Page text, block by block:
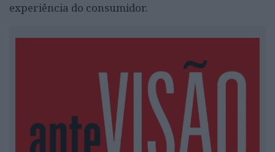
experiência do consumidor.